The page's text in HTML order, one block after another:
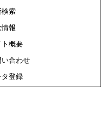
検索
報
ト概要
い合わせ
タ登録